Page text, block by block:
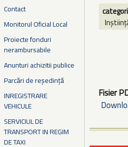
Contact
Monitorul Oficial Local
Proiecte fonduri
nerambursabile
Anunturi achizitii publice
Parcări de reședință
INREGISTRARE
VEHICULE
SERVICIUL DE
TRANSPORT IN REGIM
DE TAXI
Fisier